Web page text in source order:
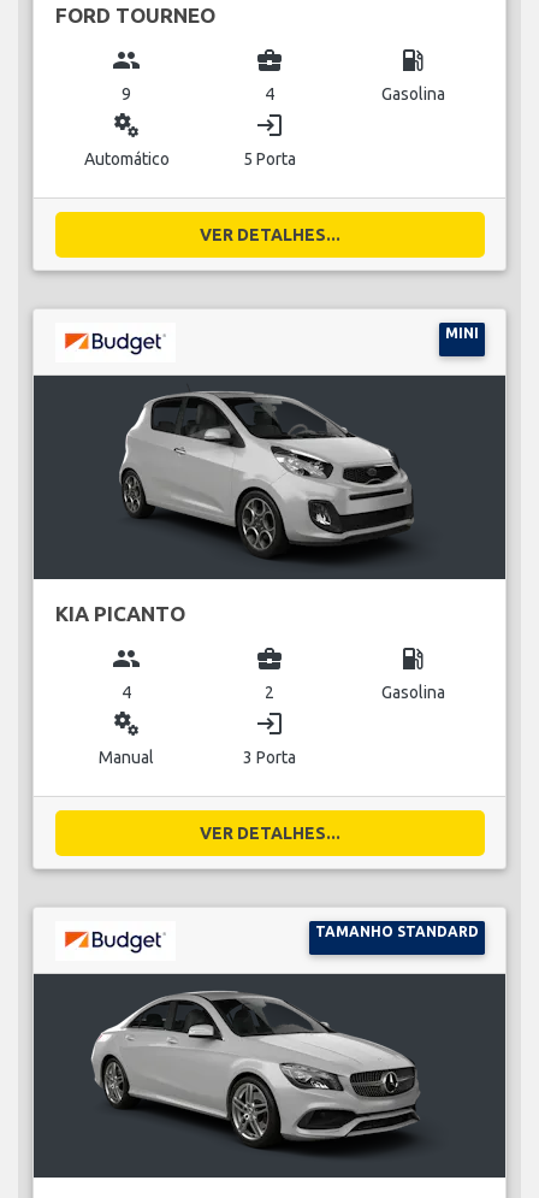
FORD TOURNEO
group
9
business_center
4
local_gas_station
Gasolina
miscellaneous_services
Automático
login
5 Porta
VER DETALHES...
MINI
KIA PICANTO
group
4
business_center
2
local_gas_station
Gasolina
miscellaneous_services
Manual
login
3 Porta
VER DETALHES...
TAMANHO STANDARD